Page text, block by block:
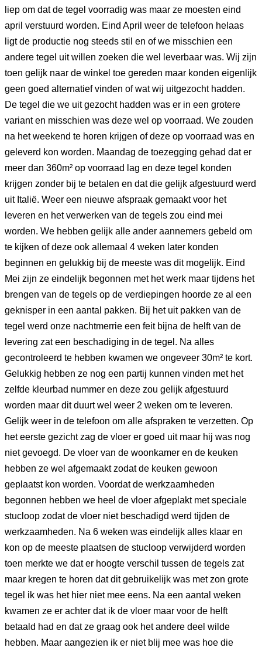
liep om dat de tegel voorradig was maar ze moesten eind
april verstuurd worden. Eind April weer de telefoon helaas
ligt de productie nog steeds stil en of we misschien een
andere tegel uit willen zoeken die wel leverbaar was. Wij zijn
toen gelijk naar de winkel toe gereden maar konden eigenlijk
geen goed alternatief vinden of wat wij uitgezocht hadden.
De tegel die we uit gezocht hadden was er in een grotere
variant en misschien was deze wel op voorraad. We zouden
na het weekend te horen krijgen of deze op voorraad was en
geleverd kon worden. Maandag de toezegging gehad dat er
meer dan 360m² op voorraad lag en deze tegel konden
krijgen zonder bij te betalen en dat die gelijk afgestuurd werd
uit Italië. Weer een nieuwe afspraak gemaakt voor het
leveren en het verwerken van de tegels zou eind mei
worden. We hebben gelijk alle ander aannemers gebeld om
te kijken of deze ook allemaal 4 weken later konden
beginnen en gelukkig bij de meeste was dit mogelijk. Eind
Mei zijn ze eindelijk begonnen met het werk maar tijdens het
brengen van de tegels op de verdiepingen hoorde ze al een
geknisper in een aantal pakken. Bij het uit pakken van de
tegel werd onze nachtmerrie een feit bijna de helft van de
levering zat een beschadiging in de tegel. Na alles
gecontroleerd te hebben kwamen we ongeveer 30m² te kort.
Gelukkig hebben ze nog een partij kunnen vinden met het
zelfde kleurbad nummer en deze zou gelijk afgestuurd
worden maar dit duurt wel weer 2 weken om te leveren.
Gelijk weer in de telefoon om alle afspraken te verzetten. Op
het eerste gezicht zag de vloer er goed uit maar hij was nog
niet gevoegd. De vloer van de woonkamer en de keuken
hebben ze wel afgemaakt zodat de keuken gewoon
geplaatst kon worden. Voordat de werkzaamheden
begonnen hebben we heel de vloer afgeplakt met speciale
stucloop zodat de vloer niet beschadigd werd tijden de
werkzaamheden. Na 6 weken was eindelijk alles klaar en
kon op de meeste plaatsen de stucloop verwijderd worden
toen merkte we dat er hoogte verschil tussen de tegels zat
maar kregen te horen dat dit gebruikelijk was met zon grote
tegel ik was het hier niet mee eens. Na een aantal weken
kwamen ze er achter dat ik de vloer maar voor de helft
betaald had en dat ze graag ook het andere deel wilde
hebben. Maar aangezien ik er niet blij mee was hoe die